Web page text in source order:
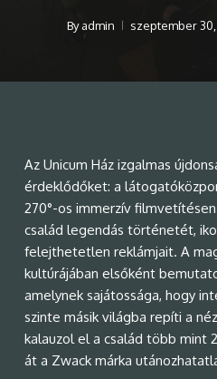
By admin szeptember
Az Unicum Ház izgalmas
érdeklődőket: a
270°-os immerzív
család legendás történetét,
felejthetetlen reklámjait. A
kultúrájában elsőként
amelynek sajátossága, hogy
szinte másik világba repíti a
kalauzol el a család több mint
át a Zwack márka